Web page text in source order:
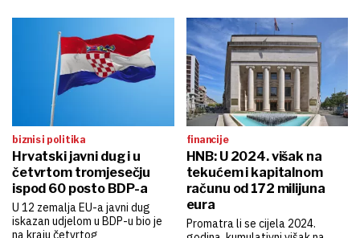
biznis i politika
Hrvatski javni dug i u
četvrtom tromjesečju
ispod 60 posto BDP-a
U 12 zemalja EU-a javni dug
iskazan udjelom u BDP-u bio je
na kraju četvrtog
financije
HNB: U 2024. višak na
tekućem i kapitalnom
računu od 172 milijuna
eura
Promatra li se cijela 2024.